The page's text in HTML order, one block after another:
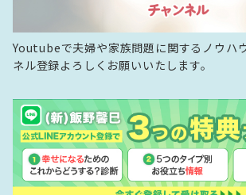
Youtubeで夫婦や家族問題に関するノウハ
ネル登録よろしくお願いいたします。